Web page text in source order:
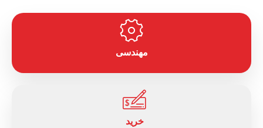
مهندسی
خرید